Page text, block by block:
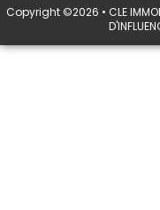
Copyright ©2026 • CLE